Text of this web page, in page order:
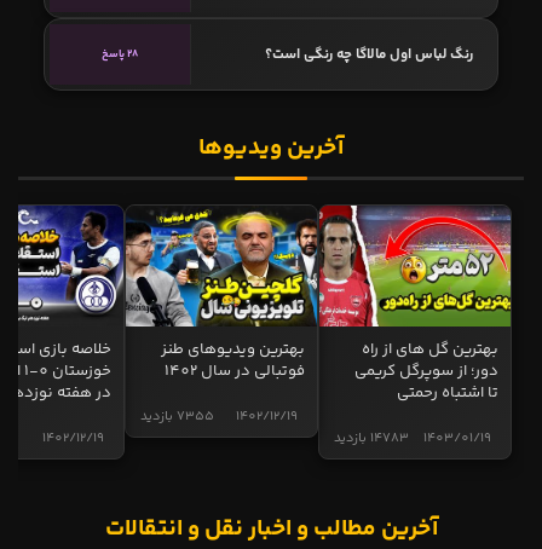
رنگ لباس اول مالاگا چه رنگی است؟ 28 پاسخ
آخرین ویدیوها
بهترین گل های از راه
دور؛ از سوپرگل کریمی
تا اشتباه رحمتی
14783 بازدید 1403/01/19
بهترین ویدیوهای طنز
فوتبالی در سال 1402
7355 بازدید 1402/12/19
خلاصه بازی
در هفته نوزدهم
1402/12/19
آخرین مطالب و اخبار نقل و انتقالات